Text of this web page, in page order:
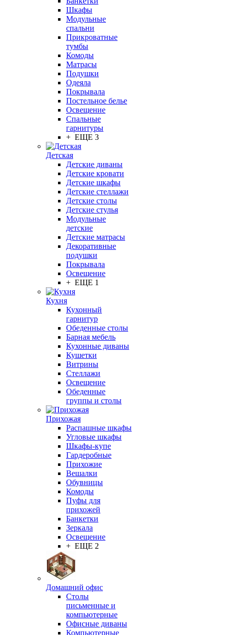
Шкафы
Модульные
спальни
Прикроватные
тумбы
Комоды
Матрасы
Подушки
Одеяла
Покрывала
Постельное белье
Освещение
Спальные
гарнитуры
+ ЕЩЕ 3
Детская
Детские диваны
Детские кровати
Детские шкафы
Детские стеллажи
Детские столы
Детские стулья
Модульные
детские
Детские матрасы
Декоративные
подушки
Покрывала
Освещение
+ ЕЩЕ 1
Кухня
Кухонный
гарнитур
Обеденные столы
Барная мебель
Кухонные диваны
Кушетки
Витрины
Стеллажи
Освещение
Обеденные
группы и столы
Прихожая
Распашные шкафы
Угловые шкафы
Шкафы-купе
Гардеробные
Прихожие
Вешалки
Обувницы
Комоды
Пуфы для
прихожей
Банкетки
Зеркала
Освещение
+ ЕЩЕ 2
Домашний офис
Столы
письменные и
компьютерные
Офисные диваны
Компьютерные